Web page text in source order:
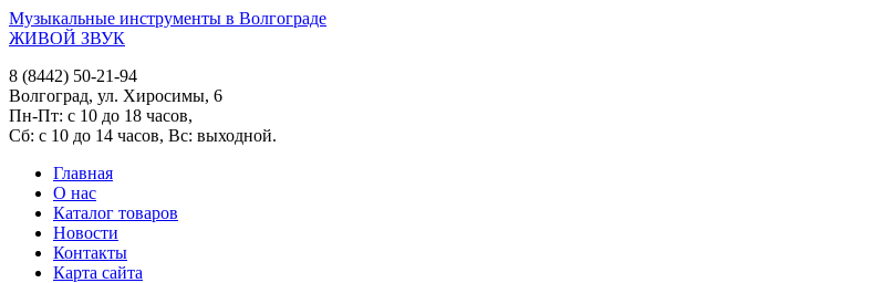
Музыкальные инструменты в Волгограде
ЖИВОЙ ЗВУК
8 (8442) 50-21-94
Волгоград, ул. Хиросимы, 6
Пн-Пт: с 10 до 18 часов,
Сб: с 10 до 14 часов, Вс: выходной.
Главная
О нас
Каталог товаров
Новости
Контакты
Карта сайта